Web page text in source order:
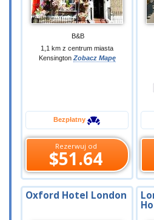
B&B
1,1 km z centrum miasta
Kensington Zobacz Mapę
Bezpłatny
Rezerwuj od
$51.64
Oxford Hotel London